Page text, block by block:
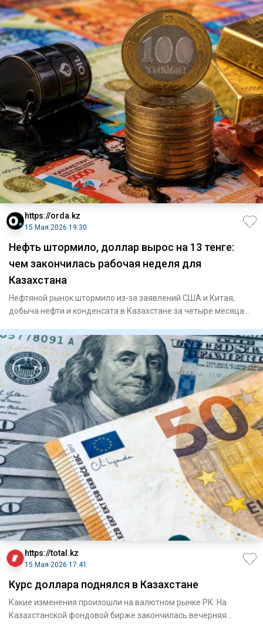
https://orda.kz
15 Мая 2026 19:30
Нефть штормило, доллар вырос на 13 тенге:
чем закончилась рабочая неделя для
Казахстана
Нефтяной рынок штормило из-за заявлений США и Китая,
добыча нефти и конденсата в Казахстане за четыре месяца
https://total.kz
15 Мая 2026 17:41
Курс доллара поднялся в Казахстане
Какие изменения произошли на валютном рынке РК. На
Казахстанской фондовой бирже закончилась вечерняя